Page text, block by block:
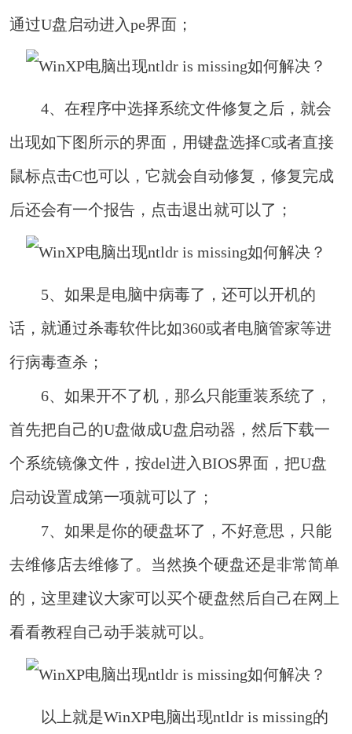
通过U盘启动进入pe界面；
4、在程序中选择系统文件修复之后，就会
出现如下图所示的界面，用键盘选择C或者直接
鼠标点击C也可以，它就会自动修复，修复完成
后还会有一个报告，点击退出就可以了；
5、如果是电脑中病毒了，还可以开机的
话，就通过杀毒软件比如360或者电脑管家等进
行病毒查杀；
6、如果开不了机，那么只能重装系统了，
首先把自己的U盘做成U盘启动器，然后下载一
个系统镜像文件，按del进入BIOS界面，把U盘
启动设置成第一项就可以了；
7、如果是你的硬盘坏了，不好意思，只能
去维修店去维修了。当然换个硬盘还是非常简单
的，这里建议大家可以买个硬盘然后自己在网上
看看教程自己动手装就可以。
以上就是WinXP电脑出现ntldr is missing的